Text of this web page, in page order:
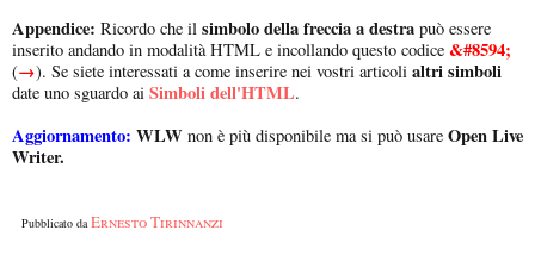
Appendice: Ricordo che il simbolo della freccia a destra può essere
inserito andando in modalità HTML e incollando questo codice &#8594;
(→). Se siete interessati a come inserire nei vostri articoli altri simboli
date uno sguardo ai Simboli dell'HTML.
Aggiornamento: WLW non è più disponibile ma si può usare Open Live
Writer.
Pubblicato daErnesto Tirinnanzi